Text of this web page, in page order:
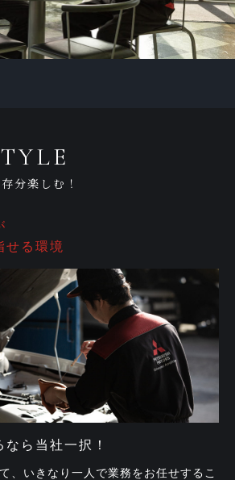
分楽しむ！
せる環境
ら当社一択！
、いきなり一人で業務をお任せするこ